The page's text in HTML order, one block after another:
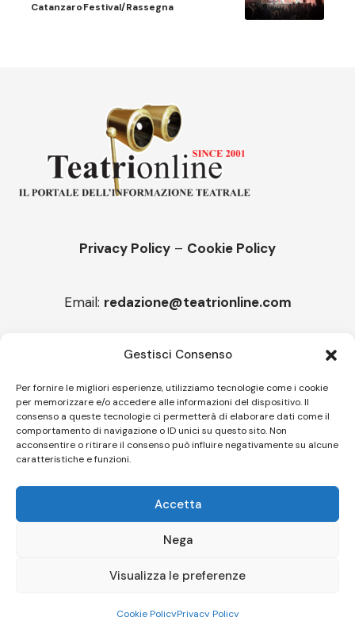
Gestisci Consenso
Per fornire le migliori esperienze, utilizziamo tecnologie come i cookie
per memorizzare e/o accedere alle informazioni del dispositivo. Il
consenso a queste tecnologie ci permetterà di elaborare dati come il
comportamento di navigazione o ID unici su questo sito. Non
acconsentire o ritirare il consenso può influire negativamente su alcune
caratteristiche e funzioni.
Accetta
Nega
Visualizza le preferenze
Cookie PolicyPrivacy Policy
CatanzaroFestival/Rassegna
Privacy Policy – Cookie Policy
Email: redazione@teatrionline.com
“Armonie d’arte” attende Joey Calderazzo
Firenze - SEO BY SIMONE ROMPIETTI SR WEB
Le tue preferenze relative alla privacy